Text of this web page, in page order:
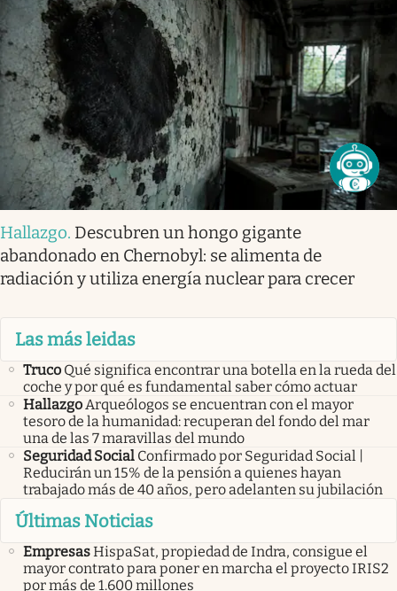
Hallazgo. Descubren un hongo gigante
abandonado en Chernobyl: se alimenta de
radiación y utiliza energía nuclear para crecer
Las más leidas
Truco Qué significa encontrar una botella en la rueda del
coche y por qué es fundamental saber cómo actuar
HallazgoArqueólogos se encuentran con el mayor
tesoro de la humanidad: recuperan del fondo del mar
una de las 7 maravillas del mundo
Seguridad Social Confirmado por Seguridad Social |
Reducirán un 15% de la pensión a quienes hayan
trabajado más de 40 años, pero adelanten su jubilación
Últimas Noticias
EmpresasHispaSat, propiedad de Indra, consigue el
mayor contrato para poner en marcha el proyecto IRIS2
por más de 1.600 millones